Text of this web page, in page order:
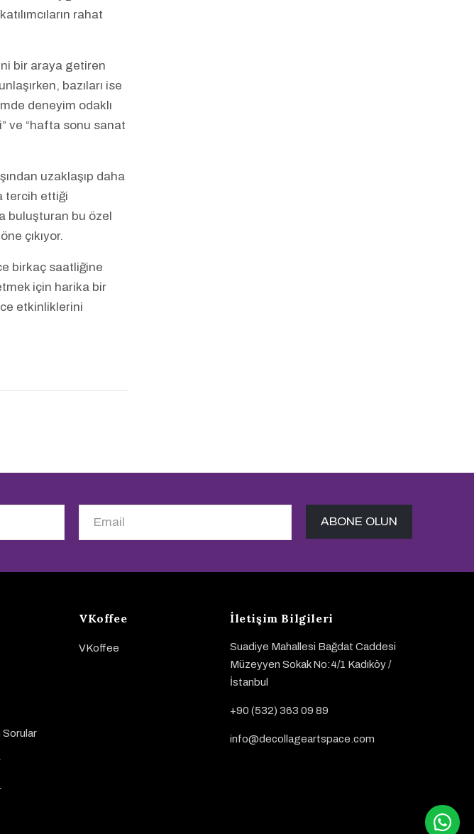
rahat
bir araya getiren
bazıları ise
deneyim odaklı
ve “hafta sonu sanat
uzaklaşıp daha
tercih ettiği
buluşturan bu özel
çıkıyor.
birkaç saatliğine
için harika bir
etkinliklerini
Sorular
VKoffee
VKoffee
İletişim Bilgileri
Suadiye Mahallesi Bağdat Caddesi
Müzeyyen Sokak No:4/1 Kadıköy /
İstanbul
+90 (532) 363 09 89
info@decollageartspace.com